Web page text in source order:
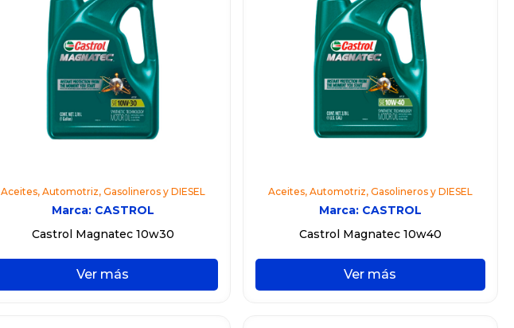
Aceites, Automotriz, Gasolineros y DIESEL
Marca: CASTROL
Castrol Magnatec 10w30
Ver más
Aceites, Automotriz, Gasolineros y DIESEL
Marca: CASTROL
Castrol Magnatec 10w40
Ver más